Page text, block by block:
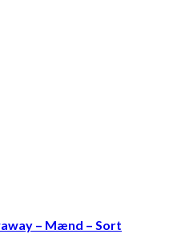
– Mænd – Sort